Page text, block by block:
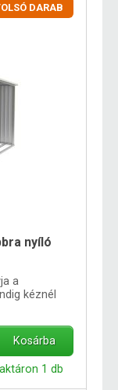
DARAB
nyíló
a
kéznél
Kosárba
1 db